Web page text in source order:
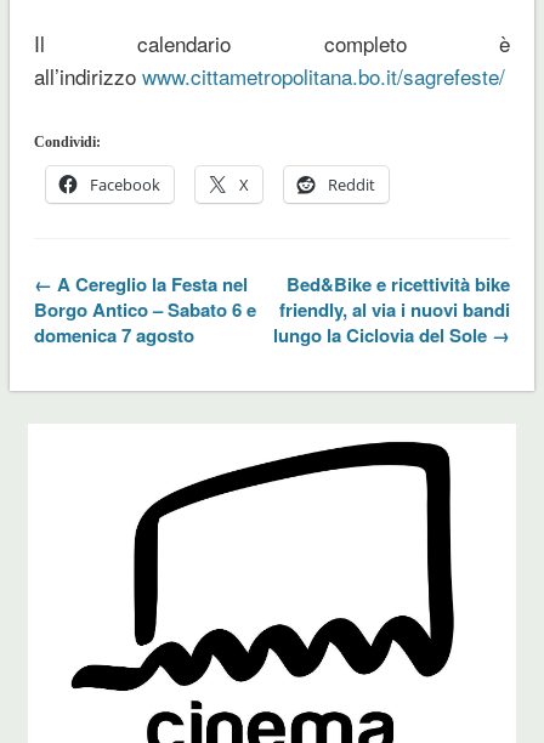
Il calendario completo è
all’indirizzo www.cittametropolitana.bo.it/sagrefeste/
Condividi:
Facebook X Reddit
← A Cereglio la Festa nel
Borgo Antico – Sabato 6 e
domenica 7 agosto
Bed&Bike e ricettività bike
friendly, al via i nuovi bandi
lungo la Ciclovia del Sole →